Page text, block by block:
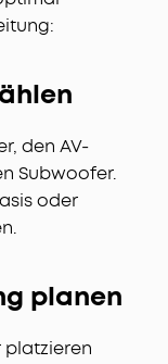
den AV-
Subwoofer.
oder
planen
platzieren